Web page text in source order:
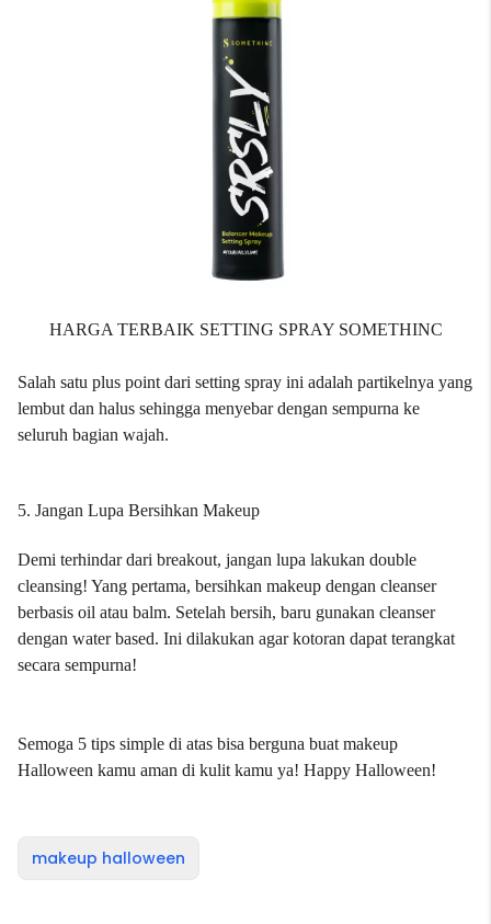
HARGA TERBAIK SETTING SPRAY SOMETHINC
Salah satu plus point dari setting spray ini adalah partikelnya yang
lembut dan halus sehingga menyebar dengan sempurna ke
seluruh bagian wajah.
5. Jangan Lupa Bersihkan Makeup
Demi terhindar dari breakout, jangan lupa lakukan double
cleansing! Yang pertama, bersihkan makeup dengan cleanser
berbasis oil atau balm. Setelah bersih, baru gunakan cleanser
dengan water based. Ini dilakukan agar kotoran dapat terangkat
secara sempurna!
Semoga 5 tips simple di atas bisa berguna buat makeup
Halloween kamu aman di kulit kamu ya! Happy Halloween!
makeup halloween